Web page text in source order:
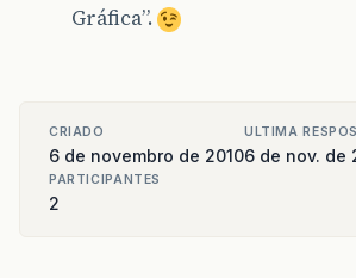
Gráfica”.
CRIADO
6 de novembro de 2010
ULTIMA
6 de nov. de
PARTICIPANTES
2